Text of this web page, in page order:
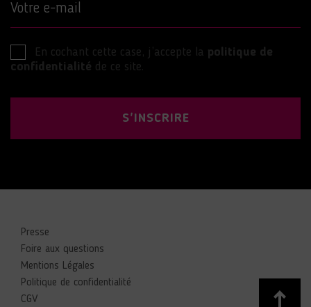
Votre e-mail
En cochant cette case, j’accepte la politique de
confidentialité de ce site.
S'INSCRIRE
Presse
Foire aux questions
Mentions Légales
Politique de confidentialité
CGV